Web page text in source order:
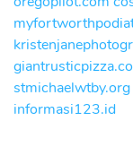
stmichaelwtby.org
informasi123.id